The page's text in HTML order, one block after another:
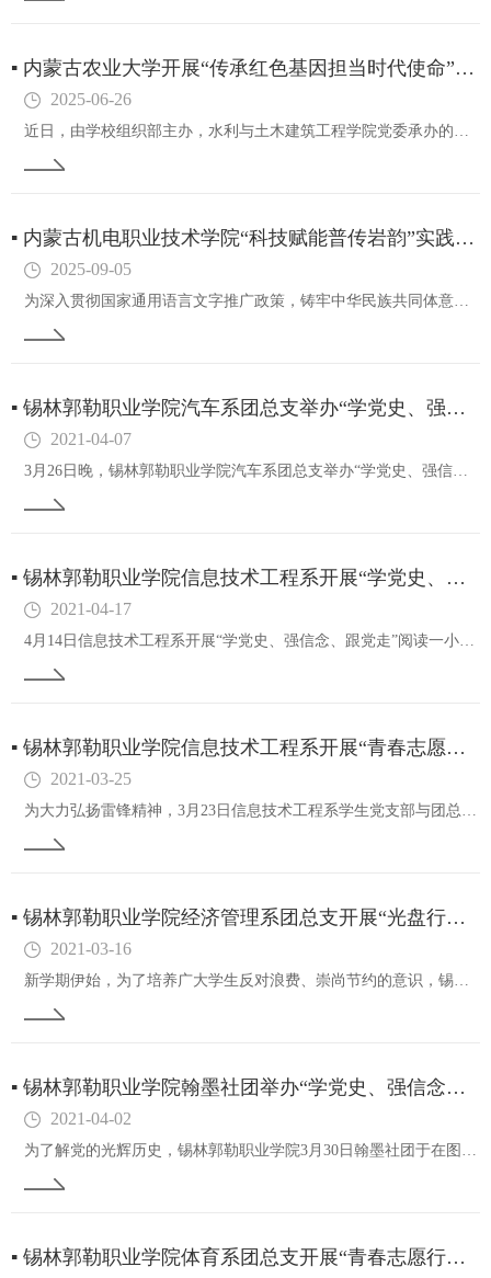
▪ 内蒙古农业大学开展“传承红色基因担当时代使命”红色观影活动
2025-06-26
近日，由学校组织部主办，水利与土木建筑工程学院党委承办的传承红色基因担当时代使命红色观影活动圆满结束。此次活动依托图书馆多媒体中心，共举办12期，覆盖全校20个学院，吸引了840名学生党员代表积极参与，成为学校庆祝建党104周年党建领航强作…
▪ 内蒙古机电职业技术学院“科技赋能普传岩韵”实践团助力乡村振兴与非遗文化传承
2025-09-05
为深入贯彻国家通用语言文字推广政策，铸牢中华民族共同体意识，响应国家推广普通话，助力乡村振兴的号召，同时推动非物质文化遗产的保护与传承，2025年7月-8月，由内蒙古机电职业技术学院组建的科技赋能普传岩韵推广普通话实践及中华文脉传承团奔赴巴…
▪ 锡林郭勒职业学院汽车系团总支举办“学党史、强信念、跟党走”党史学习会
2021-04-07
3月26日晚，锡林郭勒职业学院汽车系团总支举办“学党史、强信念、跟党走”党史学习会，汽车系团总支书记张刚老师、学生会成员、各班团支书和全体团员参加此次活动。学习会上，张刚老师领学了习近平总书记在党史学习教育动员大会上的重要讲话精神，教育引导…
▪ 锡林郭勒职业学院信息技术工程系开展“学党史、强信念、跟党走”阅读一小时活动
2021-04-17
4月14日信息技术工程系开展“学党史、强信念、跟党走”阅读一小时活动，团总支书记及学生会全体成员参加活动。本次活动在图书馆综合阅览室进行，将阅读一小时与党史学习教育有机结合，充分调动广大学生骨干的积极性、主动性，动员和引导同学们积极参与读书…
▪ 锡林郭勒职业学院信息技术工程系开展“青春志愿行，建功新时代”学雷锋主题志愿服务活动
2021-03-25
为大力弘扬雷锋精神，3月23日信息技术工程系学生党支部与团总支联合开展“青春志愿行，建功新时代”学雷锋主题志愿服务活动。活动中，志愿者积极宣传雷锋精神制作主题板报，并对信息技术工程系所有机房的鼠标、键盘、电脑屏幕以及主机进行全覆盖、无死角消…
▪ 锡林郭勒职业学院经济管理系团总支开展“光盘行动”系列活动
2021-03-16
新学期伊始，为了培养广大学生反对浪费、崇尚节约的意识，锡林郭勒职业学院经济管理系团总支开展“光盘行动”系列活动。活动中，志愿者通过在食堂就餐区张贴文明用餐宣传标语、担任校内“文明就餐监督员”等形式弘扬勤俭节约精神，鼓励学生积极晒出自己的“光…
▪ 锡林郭勒职业学院翰墨社团举办“学党史、强信念、跟党走”党史读书活动
2021-04-02
为了解党的光辉历史，锡林郭勒职业学院3月30日翰墨社团于在图书馆一楼阅览室举办“学党史、强信念、跟党走”党史读书班。读书班通过集中学习、个人自学等形式，学习了习近平在党史学习教育动员大会上的重要讲话、《论中国共产党历史》等学习材料。读书会上…
▪ 锡林郭勒职业学院体育系团总支开展“青春志愿行，建功新时代”志愿服务活动